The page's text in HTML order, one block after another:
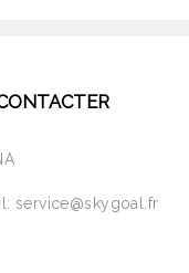
service@skygoal.fr